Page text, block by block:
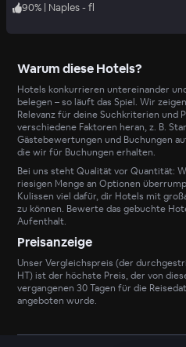
90% | Naples - fl
Warum diese Hotels?
Hotels konkurrieren untereinander
belegen – so läuft das Spiel. Wir
Relevanz für deine Suchkriterien und
verschiedene Faktoren heran, z. B.
Gästebewertungen und Buchungen
die wir für Buchungen erhalten.
Bei uns steht Qualität vor Quantität:
riesigen Menge an Optionen
Kulissen viel dafür, dir Hotels mit
zu können. Bewerte das gebuchte
Aufenthalt.
Preisanzeige
Unser Vergleichspreis (der
HT) ist der höchste Preis, der von
vergangenen 30 Tagen für die
angeboten wurde.